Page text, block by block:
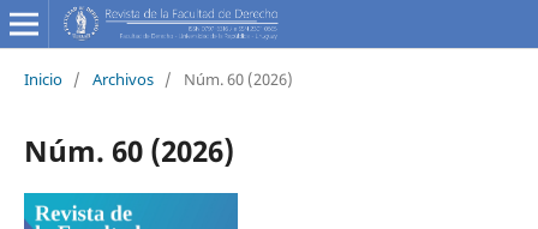
Inicio / Archivos / Núm. 60 (2026)
Núm. 60 (2026)